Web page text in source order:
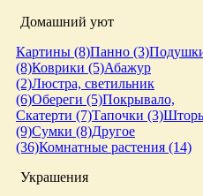
Домашний уют
Картины (8)Панно (3)
(8)Коврики (5)Абажур
(2)Люстра, светильник
(6)Обереги (5)Покрывало,
Скатерти (7)Тапочки (3)
(9)Сумки (8)Другое
(36)Комнатные растения (14)
Украшения